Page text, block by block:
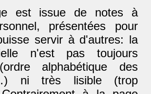
est issue de notes à
présentées pour
servir à d'autres: la
n'est pas toujours
alphabétique des
ni très lisible (trop